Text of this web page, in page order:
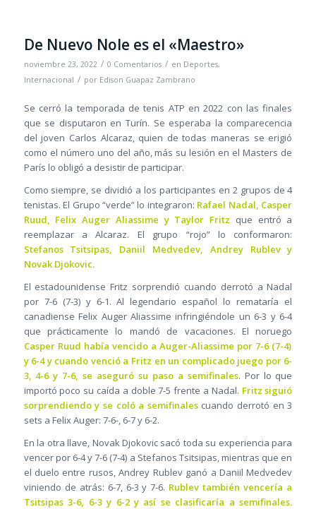
De Nuevo Nole es el «Maestro»
noviembre 23, 2022 / 0 Comentarios / en Deportes,
Internacional / por Edison Guapaz Zambrano
Se cerró la temporada de tenis ATP en 2022 con las finales
que se disputaron en Turín. Se esperaba la comparecencia
del joven Carlos Alcaraz, quien de todas maneras se erigió
como el número uno del año, más su lesión en el Masters de
París lo obligó a desistir de participar.
Como siempre, se dividió a los participantes en 2 grupos de 4
tenistas. El Grupo “verde” lo integraron: Rafael Nadal, Casper
Ruud, Felix Auger Aliassime y Taylor Fritz que entró a
reemplazar a Alcaraz. El grupo “rojo” lo conformaron:
Stefanos Tsitsipas, Daniil Medvedev, Andrey Rublev y
Novak Djokovic.
El estadounidense Fritz sorprendió cuando derrotó a Nadal
por 7-6 (7-3) y 6-1. Al legendario español lo remataría el
canadiense Felix Auger Aliassime infringiéndole un 6-3 y 6-4
que prácticamente lo mandó de vacaciones. El noruego
Casper Ruud había vencido a Auger-Aliassime por 7-6 (7-4)
y 6-4 y cuando venció a Fritz en un complicado juego por 6-
3, 4-6 y 7-6, se aseguró su paso a semifinales. Por lo que
importó poco su caída a doble 7-5 frente a Nadal. Fritz siguió
sorprendiendo y se coló a semifinalescuando derrotó en 3
sets a Felix Auger: 7-6-, 6-7 y 6-2.
En la otra llave, Novak Djokovic sacó toda su experiencia para
vencer por 6-4 y 7-6 (7-4) a Stefanos Tsitsipas, mientras que en
el duelo entre rusos, Andrey Rublev ganó a Daniil Medvedev
viniendo de atrás: 6-7, 6-3 y 7-6. Rublev también vencería a
Tsitsipas 3-6, 6-3 y 6-2 y así se clasificaría a semifinales.